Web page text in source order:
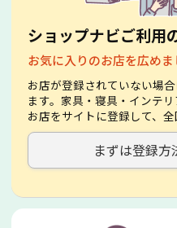
ショップナビご利用
お気に入りのお店を広めま
お店が登録されていない場
ます。家具・寝具・インテ
お店をサイトに登録して、全
まずは登録方